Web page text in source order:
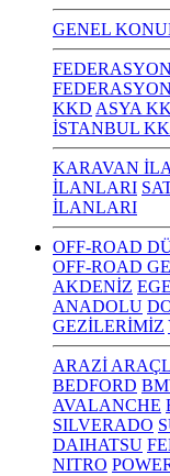
GENEL
KKD ASYA
İSTANBUL
KARAVAN
İLANLARI
İLANLARI
OFF-ROAD
OFF-ROAD
AKDENİZ EGE
ANADOLU
GEZİLERİMİZ
ARAZİ
BEDFORD
AVALANCHE
SILVERADO
DAIHATSU
NITRO